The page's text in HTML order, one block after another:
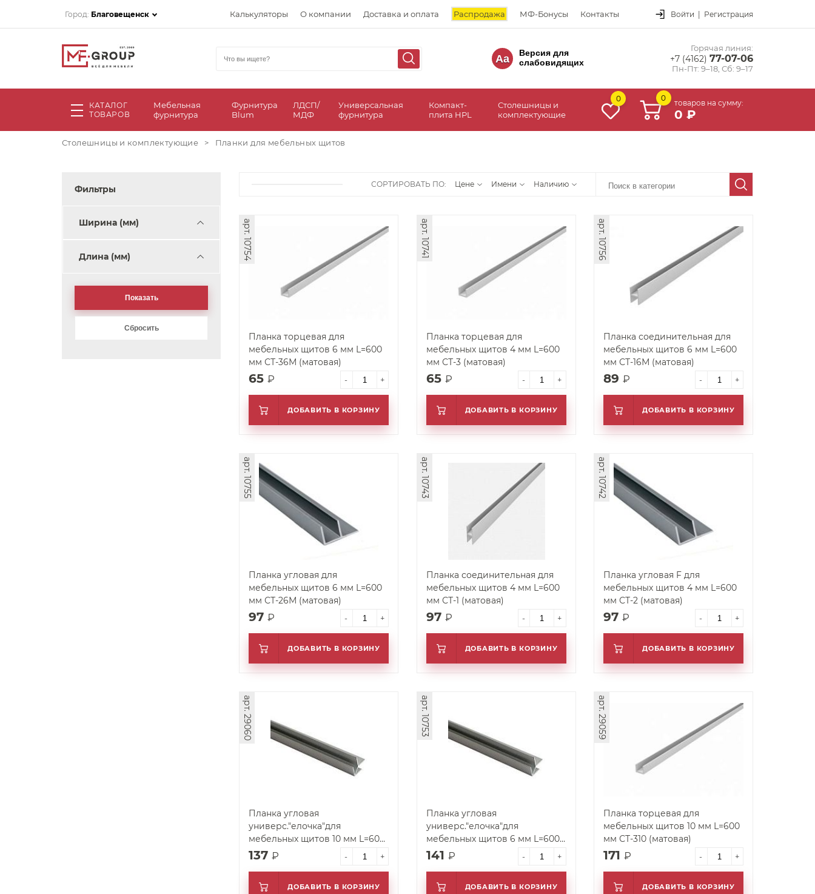
Город: Благовещенск Калькуляторы О компании Доставка и оплата Распродажа МФ-Бонусы Контакты Войти | Регистрация
Aa
Версия для
слабовидящих
Горячая линия:
+7 (4162) 77-07-06
Пн-Пт: 9–18, Сб: 9–17
КАТАЛОГ
ТОВАРОВ
Мебельная
фурнитура
Фурнитура
Blum
ЛДСП/
МДФ
Универсальная
фурнитура
Компакт-
плита HPL
Столешницы и
комплектующие
0 0
товаров на сумму:
0 ₽
Столешницы и комплектующие > Планки для мебельных щитов
Фильтры
Ширина (мм)
Длина (мм)
СОРТИРОВАТЬ ПО: Цене Имени Наличию
Планка торцевая для
мебельных щитов 6 мм L=600
мм СТ-36М (матовая)
арт. 10754
65 ₽ - +
ДОБАВИТЬ В КОРЗИНУ
Планка торцевая для
мебельных щитов 4 мм L=600
мм СТ-3 (матовая)
арт. 10741
65 ₽ - +
ДОБАВИТЬ В КОРЗИНУ
Планка соединительная для
мебельных щитов 6 мм L=600
мм СТ-16М (матовая)
арт. 10756
89 ₽ - +
ДОБАВИТЬ В КОРЗИНУ
Планка угловая для
мебельных щитов 6 мм L=600
мм СТ-26М (матовая)
арт. 10755
97 ₽ - +
ДОБАВИТЬ В КОРЗИНУ
Планка соединительная для
мебельных щитов 4 мм L=600
мм СТ-1 (матовая)
арт. 10743
97 ₽ - +
ДОБАВИТЬ В КОРЗИНУ
Планка угловая F для
мебельных щитов 4 мм L=600
мм СТ-2 (матовая)
арт. 10742
97 ₽ - +
ДОБАВИТЬ В КОРЗИНУ
Планка угловая
универс."елочка"для
мебельных щитов 10 мм L=600
мм СТ-410 (матовая)
арт. 29060
137 ₽ - +
ДОБАВИТЬ В КОРЗИНУ
Планка угловая
универс."елочка"для
мебельных щитов 6 мм L=600
мм СТ-46 (матовая)
арт. 10753
141 ₽ - +
ДОБАВИТЬ В КОРЗИНУ
Планка торцевая для
мебельных щитов 10 мм L=600
мм СТ-310 (матовая)
арт. 29059
171 ₽ - +
ДОБАВИТЬ В КОРЗИНУ